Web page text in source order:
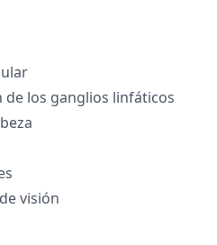
de los ganglios linfáticos
visión